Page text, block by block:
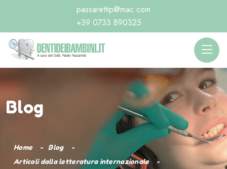
passarettip@mac.com
+39 0733 890325
Blog
Home
Blog
Articoli dalla letteratura internazionale